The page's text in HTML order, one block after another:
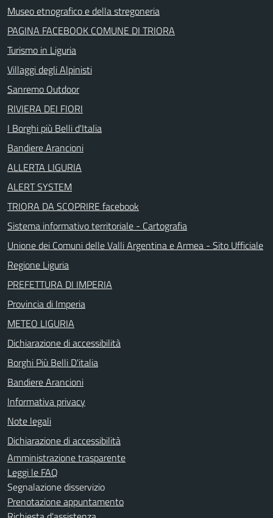
Museo etnografico e della stregoneria
PAGINA FACEBOOK COMUNE DI TRIORA
Turismo in Liguria
Villaggi degli Alpinisti
Sanremo Outdoor
RIVIERA DEI FIORI
I Borghi più Belli d'Italia
Bandiere Arancioni
ALLERTA LIGURIA
ALERT SYSTEM
TRIORA DA SCOPRIRE facebook
Sistema informativo territoriale - Cartografia
Unione dei Comuni delle Valli Argentina e Armea - Sito Ufficiale
Regione Liguria
PREFETTURA DI IMPERIA
Provincia di Imperia
METEO LIGURIA
Dichiarazione di accessibilità
Borghi Più Belli D'italia
Bandiere Arancioni
Informativa privacy
Note legali
Dichiarazione di accessibilità
Amministrazione trasparente
Leggi le FAQ
Segnalazione disservizio
Prenotazione appuntamento